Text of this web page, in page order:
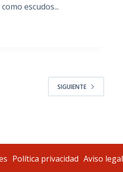
escudos...
SIGUIENTE
Política privacidad Aviso legal